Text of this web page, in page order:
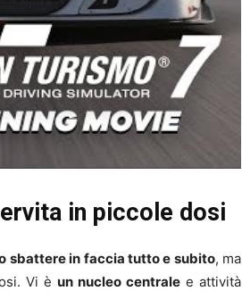
in piccole dosi
sbattere in faccia tutto e subito, ma
Vi èun nucleo centrale e attività